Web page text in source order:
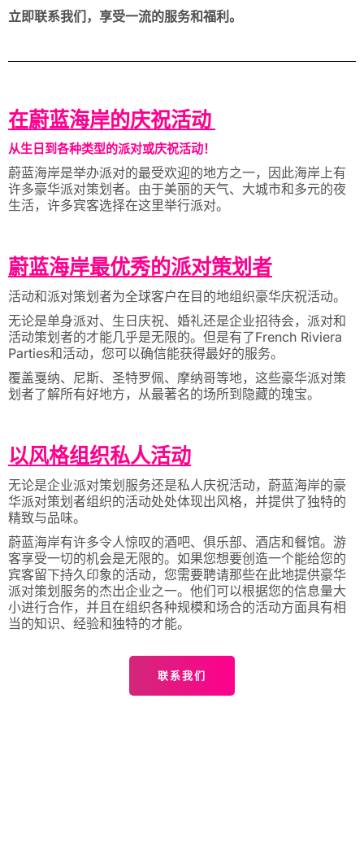
立即联系我们，享受一流的服务和福利。
在蔚蓝海岸的庆祝活动
从生日到各种类型的派对或庆祝活动！
蔚蓝海岸是举办派对的最受欢迎的地方之一，因此海岸上有
许多豪华派对策划者。由于美丽的天气、大城市和多元的夜
生活，许多宾客选择在这里举行派对。
蔚蓝海岸最优秀的派对策划者
活动和派对策划者为全球客户在目的地组织豪华庆祝活动。
无论是单身派对、生日庆祝、婚礼还是企业招待会，派对和
活动策划者的才能几乎是无限的。但是有了French Riviera
Parties和活动，您可以确信能获得最好的服务。
覆盖戛纳、尼斯、圣特罗佩、摩纳哥等地，这些豪华派对策
划者了解所有好地方，从最著名的场所到隐藏的瑰宝。
以风格组织私人活动
无论是企业派对策划服务还是私人庆祝活动，蔚蓝海岸的豪
华派对策划者组织的活动处处体现出风格，并提供了独特的
精致与品味。
蔚蓝海岸有许多令人惊叹的酒吧、俱乐部、酒店和餐馆。游
客享受一切的机会是无限的。如果您想要创造一个能给您的
宾客留下持久印象的活动，您需要聘请那些在此地提供豪华
派对策划服务的杰出企业之一。他们可以根据您的信息量大
小进行合作，并且在组织各种规模和场合的活动方面具有相
当的知识、经验和独特的才能。
联系我们